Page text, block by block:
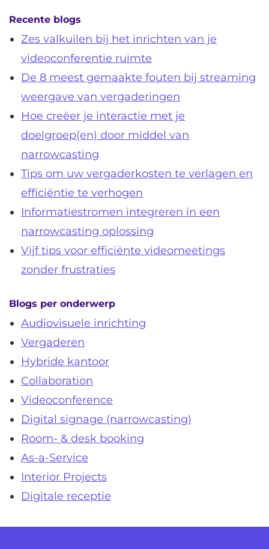
Recente blogs
Zes valkuilen bij het inrichten van je
videoconferentie ruimte
De 8 meest gemaakte fouten bij streaming
weergave van vergaderingen
Hoe creëer je interactie met je
doelgroep(en) door middel van
narrowcasting
Tips om uw vergaderkosten te verlagen en
efficiëntie te verhogen
Informatiestromen integreren in een
narrowcasting oplossing
Vijf tips voor efficiënte videomeetings
zonder frustraties
Blogs per onderwerp
Audiovisuele inrichting
Vergaderen
Hybride kantoor
Collaboration
Videoconference
Digital signage (narrowcasting)
Room- & desk booking
As-a-Service
Interior Projects
Digitale receptie